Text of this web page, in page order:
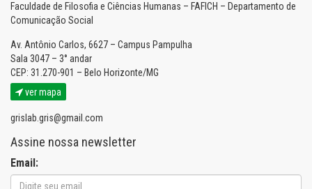
Faculdade de Filosofia e Ciências Humanas – FAFICH – Departamento de
Comunicação Social
Av. Antônio Carlos, 6627 – Campus Pampulha
Sala 3047 – 3° andar
CEP: 31.270-901 – Belo Horizonte/MG
ver mapa
grislab.gris@gmail.com
Assine nossa newsletter
Email: